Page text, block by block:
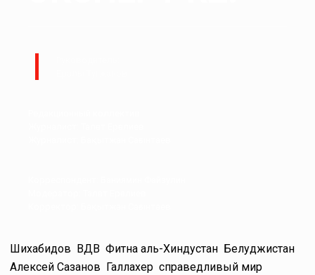
Шихабидов ВДВ Фитна аль-Хиндустан Белуджистан
Алексей Сазанов
Галлахер справедливый мир